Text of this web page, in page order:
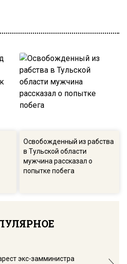
Освобожденный из рабства
в Тульской области
мужчина рассказал о
попытке побега
экс-замминистра